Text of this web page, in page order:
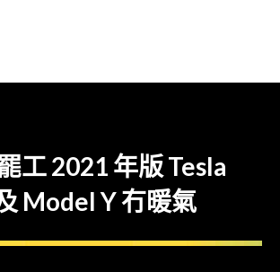
工 2021 年版 Tesla
Model Y 冇暖氣